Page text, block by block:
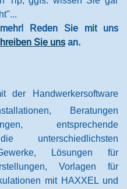
Reden Sie mit uns
Sie uns an.
der Handwerkersoftware
Beratungen
entsprechende
unterschiedlichsten
Lösungen für
Vorlagen für
mit HAXXEL und